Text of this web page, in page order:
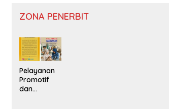
ZONA PENERBIT
Pelayanan
Promotif
dan